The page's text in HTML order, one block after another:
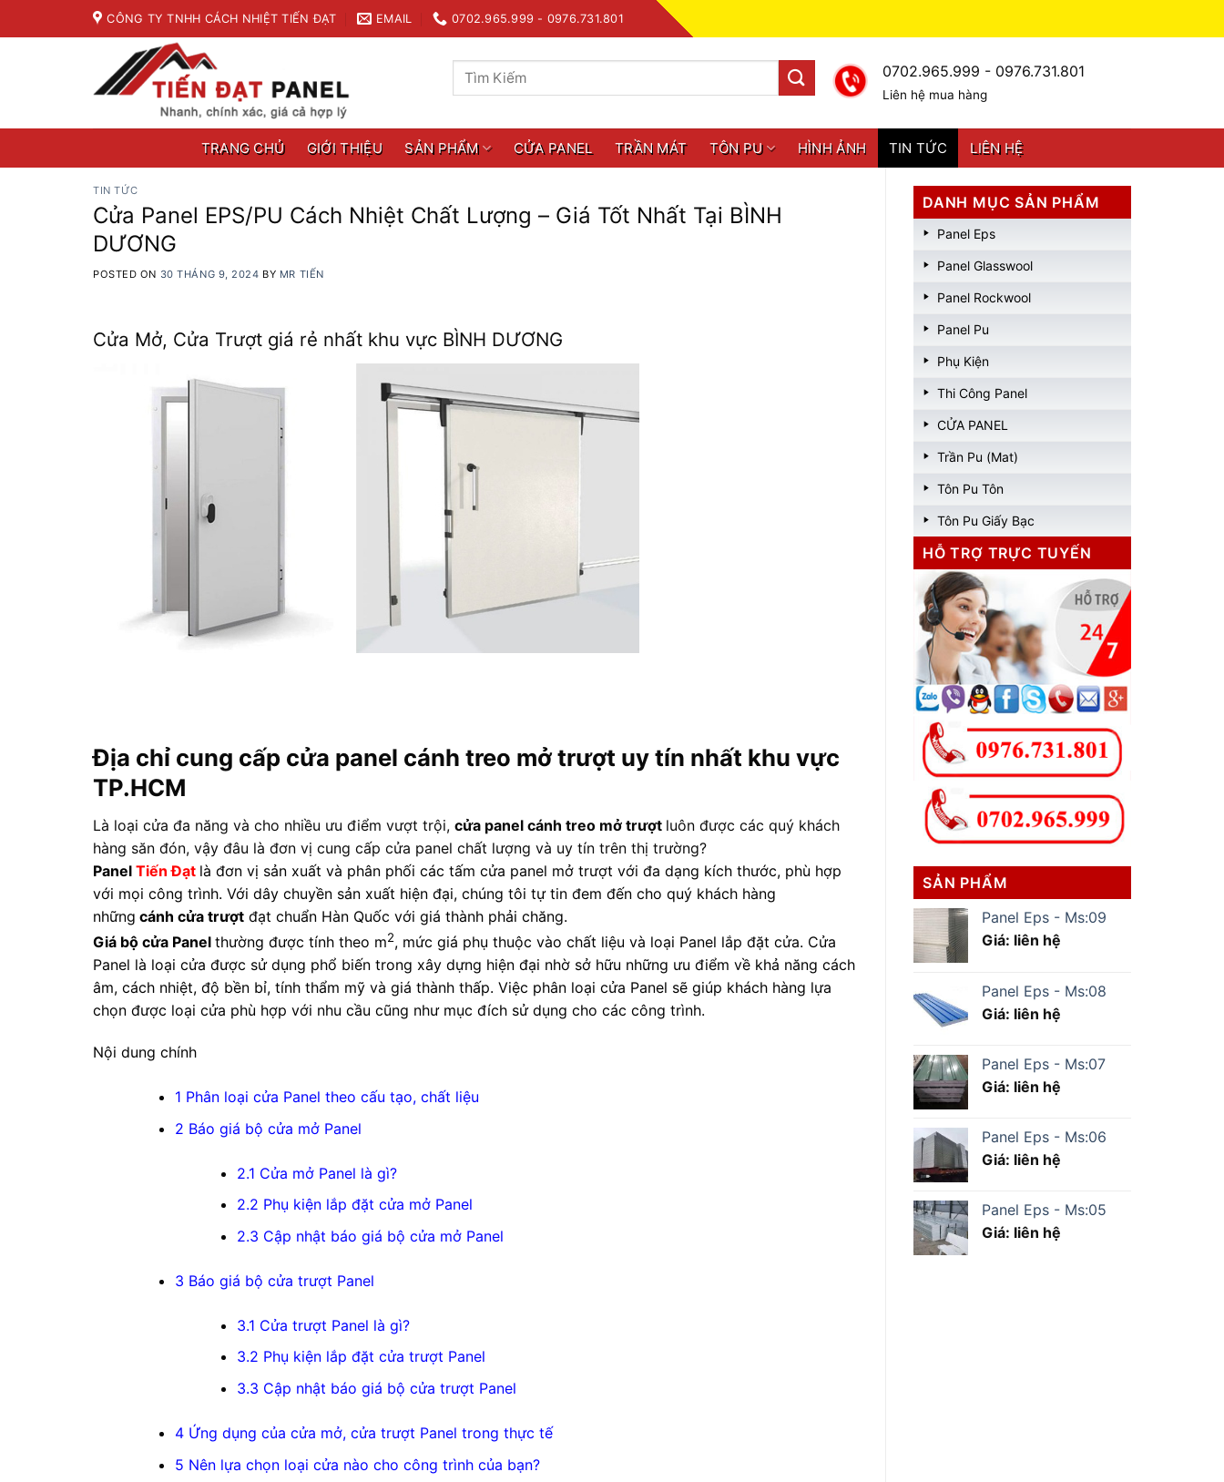
to
CÔNG TY TNHH CÁCH NHIỆT TIẾN ĐẠT EMAIL 0702.965.999 - 0976.731.801
Tìm
0702.965.999 - 0976.731.801
Liên hệ mua hàng
TRANG CHỦ GIỚI THIỆU SẢN PHẨM CỬA PANEL TRẦN MÁT TÔN PU HÌNH ẢNH TIN TỨC LIÊN HỆ
TIN TỨC
Cửa Panel EPS/PU Cách Nhiệt Chất Lượng – Giá Tốt Nhất Tại BÌNH
DƯƠNG
POSTED ON 30 THÁNG 9, 2024 BY MR TIẾN
Cửa Mở, Cửa Trượt giá rẻ nhất khu vực BÌNH DƯƠNG
Địa chỉ cung cấp cửa panel cánh treo mở trượt uy tín nhất khu vực
TP.HCM
Là loại cửa đa năng và cho nhiều ưu điểm vượt trội, cửa panel cánh treo mở trượt luôn được các quý khách
hàng săn đón, vậy đâu là đơn vị cung cấp cửa panel chất lượng và uy tín trên thị trường?
Panel Tiến Đạt là đơn vị sản xuất và phân phối các tấm cửa panel mở trượt với đa dạng kích thước, phù hợp
với mọi công trình. Với dây chuyền sản xuất hiện đại, chúng tôi tự tin đem đến cho quý khách hàng
những cánh cửa trượt đạt chuẩn Hàn Quốc với giá thành phải chăng.
Giá bộ cửa Panel thường được tính theo m2, mức giá phụ thuộc vào chất liệu và loại Panel lắp đặt cửa. Cửa
Panel là loại cửa được sử dụng phổ biến trong xây dựng hiện đại nhờ sở hữu những ưu điểm về khả năng cách
âm, cách nhiệt, độ bền bỉ, tính thẩm mỹ và giá thành thấp. Việc phân loại cửa Panel sẽ giúp khách hàng lựa
chọn được loại cửa phù hợp với nhu cầu cũng như mục đích sử dụng cho các công trình.
Nội dung chính
1 Phân loại cửa Panel theo cấu tạo, chất liệu
2 Báo giá bộ cửa mở Panel
2.1 Cửa mở Panel là gì?
2.2 Phụ kiện lắp đặt cửa mở Panel
2.3 Cập nhật báo giá bộ cửa mở Panel
3 Báo giá bộ cửa trượt Panel
3.1 Cửa trượt Panel là gì?
3.2 Phụ kiện lắp đặt cửa trượt Panel
3.3 Cập nhật báo giá bộ cửa trượt Panel
4Ứng dụng của cửa mở, cửa trượt Panel trong thực tế
5 Nên lựa chọn loại cửa nào cho công trình của bạn?
DANH MỤC SẢN PHẨM
Panel Eps
Panel Glasswool
Panel Rockwool
Panel Pu
Phụ Kiện
Thi Công Panel
CỬA PANEL
Trần Pu (Mat)
Tôn Pu Tôn
Tôn Pu Giấy Bạc
HỖ TRỢ TRỰC TUYẾN
SẢN PHẨM
Panel Eps - Ms:09
Giá: liên hệ
Panel Eps - Ms:08
Giá: liên hệ
Panel Eps - Ms:07
Giá: liên hệ
Panel Eps - Ms:06
Giá: liên hệ
Panel Eps - Ms:05
Giá: liên hệ